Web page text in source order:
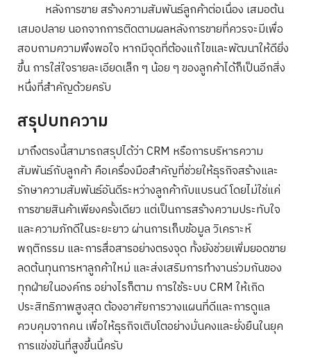
หลังการขาย สร้างความสัมพันธ์ลูกค้าต่อเนื่อง เสมอต้น
เสมอปลาย นอกจากการติดตามผลหลังการขายที่ควรจะมีเพื่อ
สอบถามความพึงพอใจ หากมีจุดที่ต้องแก้ไขและพัฒนาให้ดียิ่ง
ขึ้น การใส่ใจรายละเอียดเล็ก ๆ น้อย ๆ ของลูกค้าได้ก็เป็นอีกสิ่ง
หนึ่งที่สำคัญด้วยครับ
สรุปบทความ
มาถึงตรงนี้สามารถสรุปได้ว่า CRM หรือการบริหารความ
สัมพันธ์กับลูกค้า คือเครื่องมือสำคัญที่ช่วยให้ธุรกิจสร้างและ
รักษาความสัมพันธ์อันดีระหว่างลูกค้ากับแบรนด์ โดยไม่ใช่แค่
การขายสินค้าเพียงครั้งเดียว แต่เป็นการสร้างความประทับใจ
และความภักดีในระยะยาว ผ่านการเก็บข้อมูล วิเคราะห์
พฤติกรรม และการสื่อสารอย่างตรงจุด ทั้งยังช่วยเพิ่มยอดขาย
ลดต้นทุนการหาลูกค้าใหม่ และส่งเสริมการทำงานร่วมกันของ
ทุกฝ่ายในองค์กร อย่างไรก็ตาม การใช้ระบบ CRM ให้เกิด
ประสิทธิภาพสูงสุด ต้องอาศัยการวางแผนที่ดีและการดูแล
ควบคุมจากคน เพื่อให้ธุรกิจเติบโตอย่างมั่นคงและยั่งยืนในยุค
การแข่งขันที่สูงขึ้นนี้ครับ